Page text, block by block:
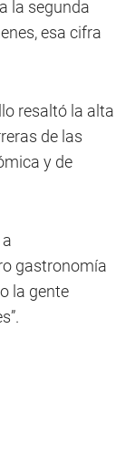
la segunda
esa cifra
resaltó la alta
de las
y de
gastronomía
la gente